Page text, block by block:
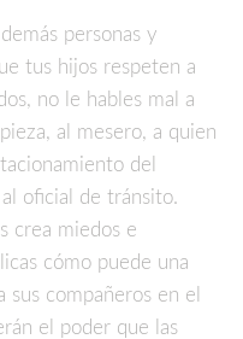
personas y
tus hijos respeten a
no le hables mal a
al mesero, a quien
del
oficial de tránsito.
crea miedos e
cómo puede una
compañeros en el
el poder que las